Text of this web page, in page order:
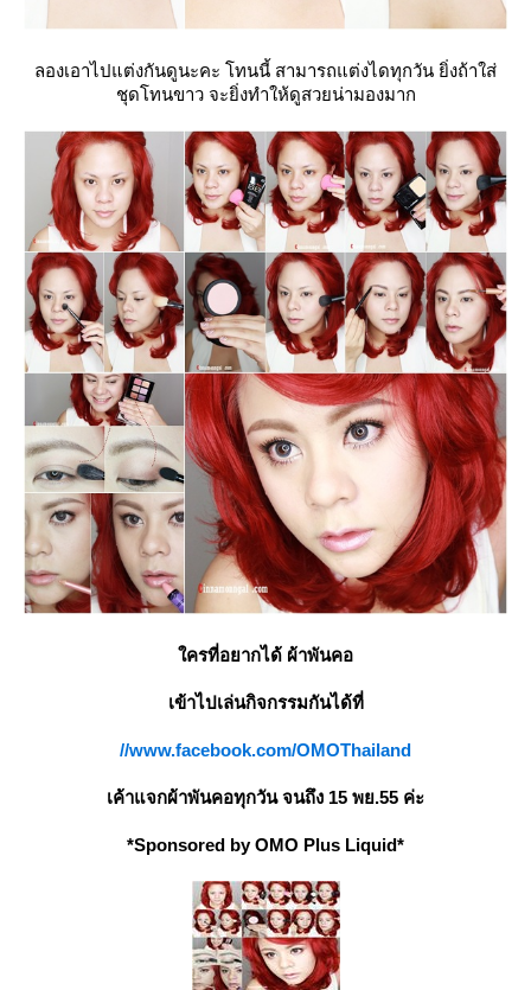
ลองเอาไปแต่งกันดูนะคะ โทนนี้ สามารถแต่งไดทุกวัน ยิ่งถ้าใส่
ชุดโทนขาว จะยิ่งทำให้ดูสวยน่ามองมาก
ครที่อยากได้ ผ้าพันคอ
เข้าไปเล่นกิจกรรมกันได้ที่
//www.facebook.com/OMOThailand
เค้าแจกผ้าพันคอทุกวัน จนถึง 15 พย.55 ค่ะ
*Sponsored by OMO Plus Liquid*